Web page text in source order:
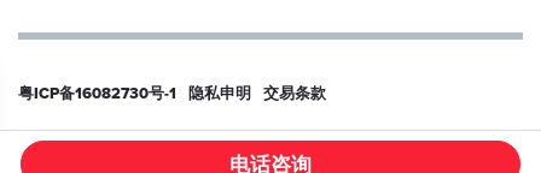
/PRODUCT/525NM-1-5W-KVANT-LASER-MODULE
粤ICP备16082730号-1 隐私申明 交易条款
© 2026东莞科旺特激光科技有限公司
电话咨询